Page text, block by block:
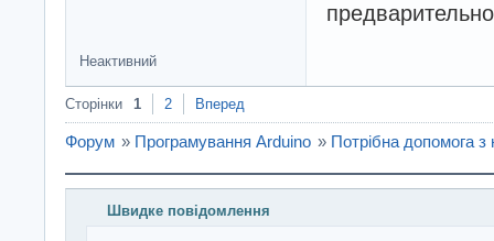
Неактивний
Сторінки 1 2 Вперед
Форум » Програмування Arduino » Потрібна допомога
Швидке повідомлення
Введіть повідомлення і натисніть Надіслати